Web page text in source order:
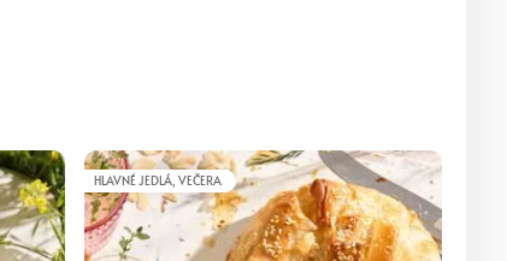
HLAVNÉ JEDLÁ, VEČERA